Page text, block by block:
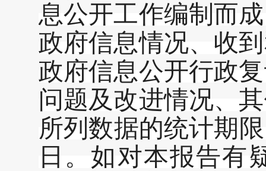
息公开工作编制而
政府信息情况、收
政府信息公开行政
问题及改进情况、
所列数据的统计期
日。如对本报告有